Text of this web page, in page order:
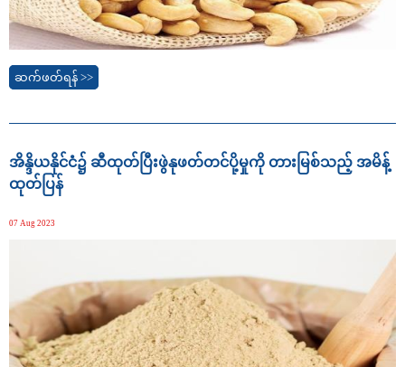
ဆက်ဖတ်ရန် >>
အိန္ဒိယနိုင်ငံ၌ ဆီထုတ်ပြီးဖွဲနုဖတ်တင်ပို့မှုကို တားမြစ်သည့် အမိန့်
ထုတ်ပြန်
07 Aug 2023